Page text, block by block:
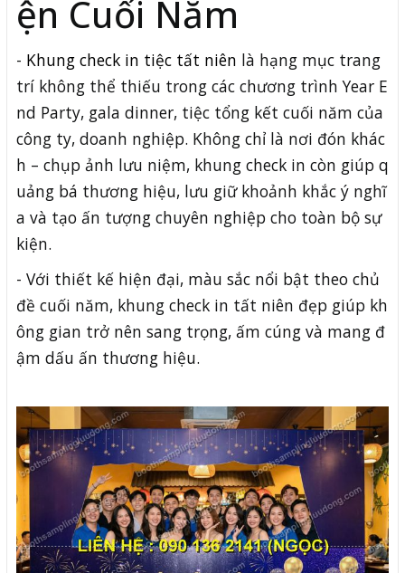
ện Cuối Năm
- Khung check in tiệc tất niên là hạng mục trang
trí không thể thiếu trong các chương trình Year E
nd Party, gala dinner, tiệc tổng kết cuối năm của
công ty, doanh nghiệp. Không chỉ là nơi đón khác
h – chụp ảnh lưu niệm, khung check in còn giúp q
uảng bá thương hiệu, lưu giữ khoảnh khắc ý nghĩ
a và tạo ấn tượng chuyên nghiệp cho toàn bộ sự
kiện.
- Với thiết kế hiện đại, màu sắc nổi bật theo chủ
đề cuối năm, khung check in tất niên đẹp giúp kh
ông gian trở nên sang trọng, ấm cúng và mang đ
ậm dấu ấn thương hiệu.